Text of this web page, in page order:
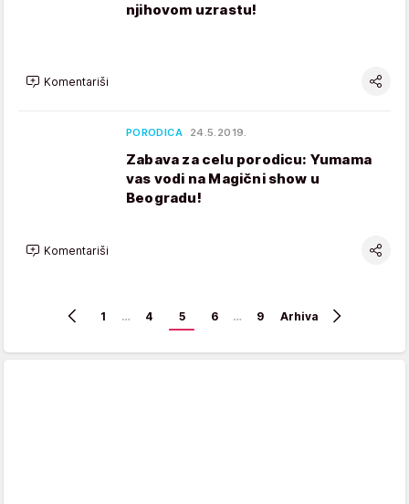
njihovom uzrastu!
Komentariši
PORODICA 24.5.2019.
Zabava za celu porodicu: Yumama
vas vodi na Magični show u
Beogradu!
Komentariši
1 … 4 5 6 … 9 Arhiva